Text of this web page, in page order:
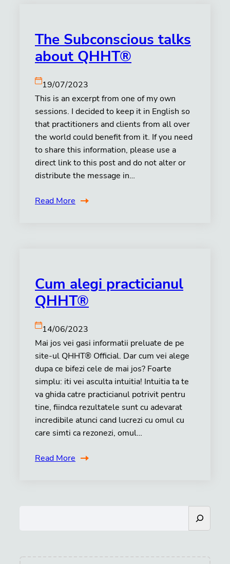
The Subconscious talks
about QHHT®
19/07/2023
This is an excerpt from one of my own
sessions. I decided to keep it in English so
that practitioners and clients from all over
the world could benefit from it. If you need
to share this information, please use a
direct link to this post and do not alter or
distribute the message in…
Read More
Cum alegi practicianul
QHHT®
14/06/2023
Mai jos vei gasi informatii preluate de pe
site-ul QHHT® Official. Dar cum vei alege
dupa ce bifezi cele de mai jos? Foarte
simplu: iti vei asculta intuitia! Intuitia ta te
va ghida catre practicianul potrivit pentru
tine, fiindca rezultatele sunt cu adevarat
incredibile atunci cand lucrezi cu omul cu
care simti ca rezonezi, omul…
Read More